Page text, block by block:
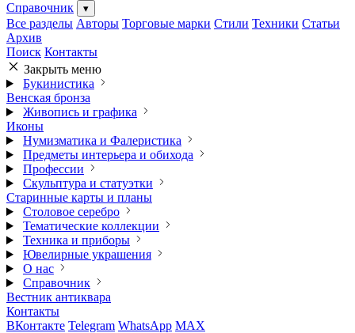
Справочник
▾
Все разделы Авторы Торговые марки Стили Техники Статьи
Архив
Поиск Контакты
Закрыть меню
Букинистика
Венская бронза
Живопись и графика
Иконы
Нумизматика и Фалеристика
Предметы интерьера и обихода
Профессии
Скульптура и статуэтки
Старинные карты и планы
Столовое серебро
Тематические коллекции
Техника и приборы
Ювелирные украшения
О нас
Справочник
Вестник антиквара
Контакты
ВКонтакте Telegram WhatsApp MAX